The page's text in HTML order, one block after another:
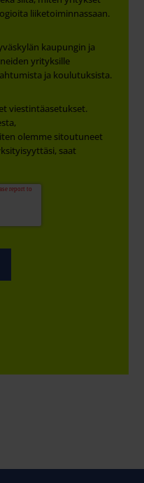
liiketoiminnassaan.
kaupungin ja
yrityksille
ja koulutuksista.
viestintäasetukset.
olemme sitoutuneet
saat